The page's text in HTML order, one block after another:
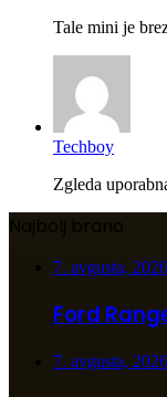
Tale mini je
Techboy
Zgleda
Najbolj brano
7. avgusta, 2026
Ford
7. avgusta, 2026